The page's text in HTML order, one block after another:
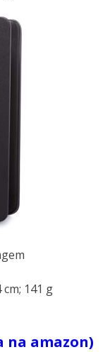
141 g
na amazon)